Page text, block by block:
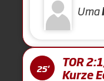
Uma
25'
TOR
Kurze